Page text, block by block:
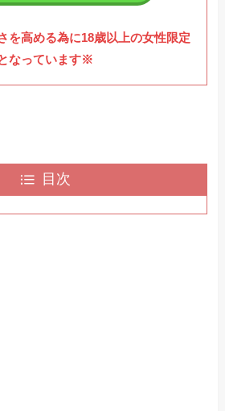
を高める為に18歳以上の女性限定
なっています※
目次